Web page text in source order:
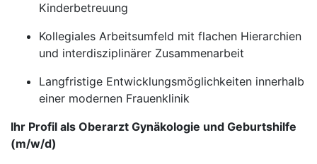
Kinderbetreuung
Kollegiales Arbeitsumfeld mit flachen Hierarchien
und interdisziplinärer Zusammenarbeit
Langfristige Entwicklungsmöglichkeiten innerhalb
einer modernen Frauenklinik
Ihr Profil als Oberarzt Gynäkologie und Geburtshilfe
(m/w/d)